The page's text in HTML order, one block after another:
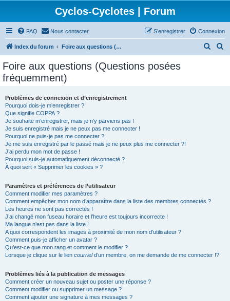
Cyclos-Cyclotes | Forum
FAQ Nous contacter Connexion
S’enregistrer
Index du forum Foire aux questions (Questions posées fréquemment)
Foire aux questions (Questions posées
fréquemment)
Problèmes de connexion et d’enregistrement
Pourquoi dois-je m’enregistrer ?
Que signifie COPPA ?
Je souhaite m’enregistrer, mais je n’y parviens pas !
Je suis enregistré mais je ne peux pas me connecter !
Pourquoi ne puis-je pas me connecter ?
Je me suis enregistré par le passé mais je ne peux plus me connecter ?!
J’ai perdu mon mot de passe !
Pourquoi suis-je automatiquement déconnecté ?
À quoi sert « Supprimer les cookies » ?
Paramètres et préférences de l’utilisateur
Comment modifier mes paramètres ?
Comment empêcher mon nom d’apparaître dans la liste des membres connectés ?
Les heures ne sont pas correctes !
J’ai changé mon fuseau horaire et l’heure est toujours incorrecte !
Ma langue n’est pas dans la liste !
A quoi correspondent les images à proximité de mon nom d’utilisateur ?
Comment puis-je afficher un avatar ?
Qu’est-ce que mon rang et comment le modifier ?
Lorsque je clique sur le lien courrield’un membre, on me demande de me connecter !?
Problèmes liés à la publication de messages
Comment créer un nouveau sujet ou poster une réponse ?
Comment modifier ou supprimer un message ?
Comment ajouter une signature à mes messages ?